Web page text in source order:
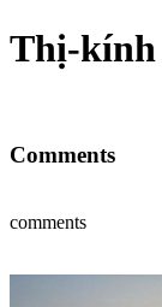
Thị-kính
Comments
comments